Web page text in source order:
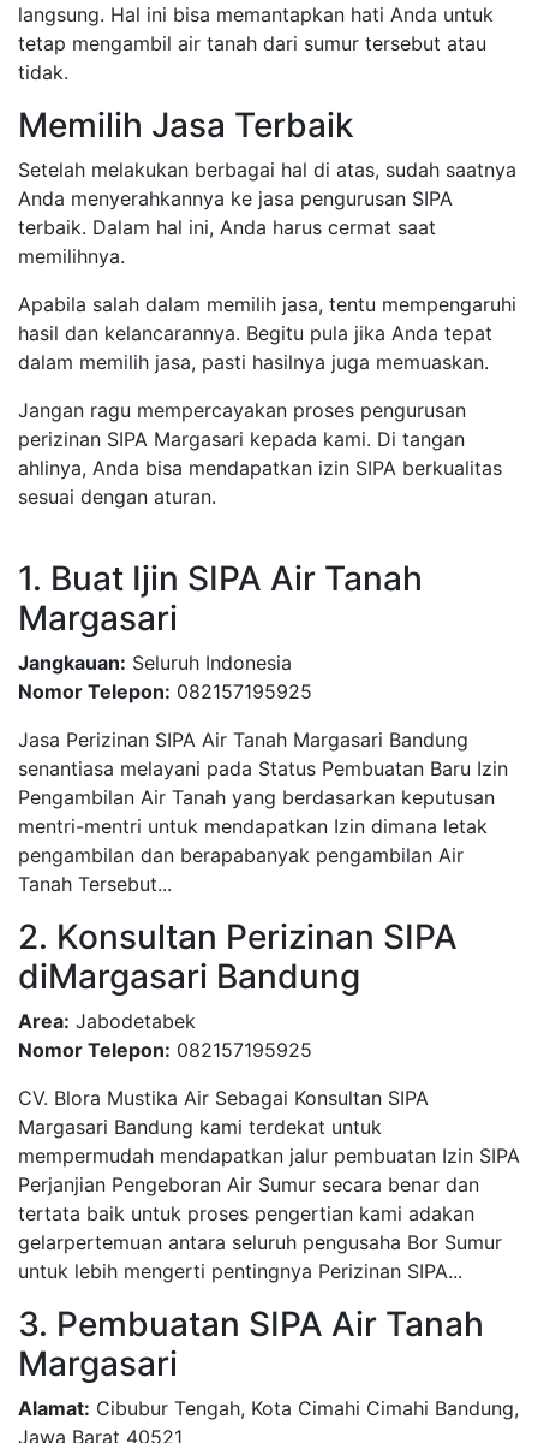
langsung. Hal ini bisa memantapkan hati Anda untuk
tetap mengambil air tanah dari sumur tersebut atau
tidak.
Memilih Jasa Terbaik
Setelah melakukan berbagai hal di atas, sudah saatnya
Anda menyerahkannya ke jasa pengurusan SIPA
terbaik. Dalam hal ini, Anda harus cermat saat
memilihnya.
Apabila salah dalam memilih jasa, tentu mempengaruhi
hasil dan kelancarannya. Begitu pula jika Anda tepat
dalam memilih jasa, pasti hasilnya juga memuaskan.
Jangan ragu mempercayakan proses pengurusan
perizinan SIPA Margasari kepada kami. Di tangan
ahlinya, Anda bisa mendapatkan izin SIPA berkualitas
sesuai dengan aturan.
1. Buat Ijin SIPA Air Tanah
Margasari
Jangkauan: Seluruh Indonesia
Nomor Telepon: 082157195925
Jasa Perizinan SIPA Air Tanah Margasari Bandung
senantiasa melayani pada Status Pembuatan Baru Izin
Pengambilan Air Tanah yang berdasarkan keputusan
mentri-mentri untuk mendapatkan Izin dimana letak
pengambilan dan berapabanyak pengambilan Air
Tanah Tersebut...
2. Konsultan Perizinan SIPA
diMargasari Bandung
Area: Jabodetabek
Nomor Telepon: 082157195925
CV. Blora Mustika Air Sebagai Konsultan SIPA
Margasari Bandung kami terdekat untuk
mempermudah mendapatkan jalur pembuatan Izin SIPA
Perjanjian Pengeboran Air Sumur secara benar dan
tertata baik untuk proses pengertian kami adakan
gelarpertemuan antara seluruh pengusaha Bor Sumur
untuk lebih mengerti pentingnya Perizinan SIPA...
3. Pembuatan SIPA Air Tanah
Margasari
Alamat: Cibubur Tengah, Kota Cimahi Cimahi Bandung,
Jawa Barat 40521